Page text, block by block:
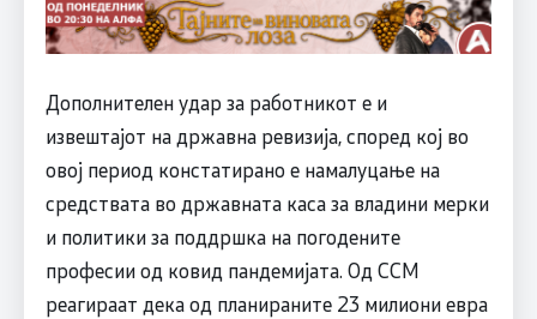
Дополнителен удар за работникот е и
извештајот на државна ревизија, според кој во
овој период констатирано е намалуцање на
средствата во државната каса за владини мерки
и политики за поддршка на погодените
професии од ковид пандемијата. Од ССМ
реагираат дека од планираните 23 милиони евра